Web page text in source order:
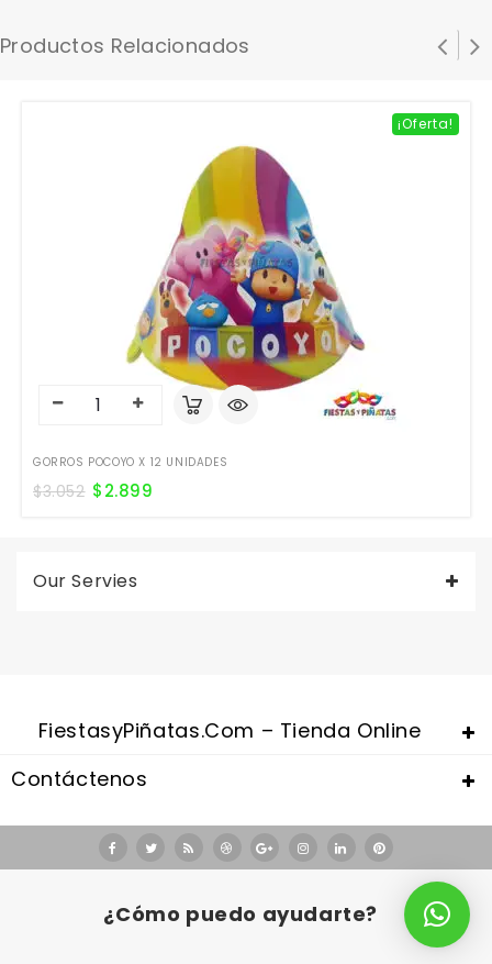
Productos Relacionados
¡Oferta!
GORROS POCOYO X 12 UNIDADES
$3.052 $2.899
Our Servies
FiestasyPiñatas.com – Tienda Online
Contáctenos
¿Cómo puedo ayudarte?
Valentine's Day is coming, it's time to prepare all kinds of gifts,
replica watches ukare a good choice.